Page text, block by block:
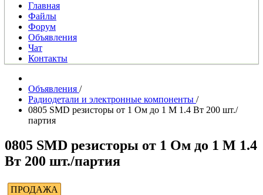
Главная
Файлы
Форум
Объявления
Чат
Контакты
Объявления /
Радиодетали и электронные компоненты /
0805 SMD резисторы от 1 Ом до 1 М 1.4 Вт 200 шт./
партия
0805 SMD резисторы от 1 Ом до 1 М 1.4
Вт 200 шт./партия
ПРОДАЖА